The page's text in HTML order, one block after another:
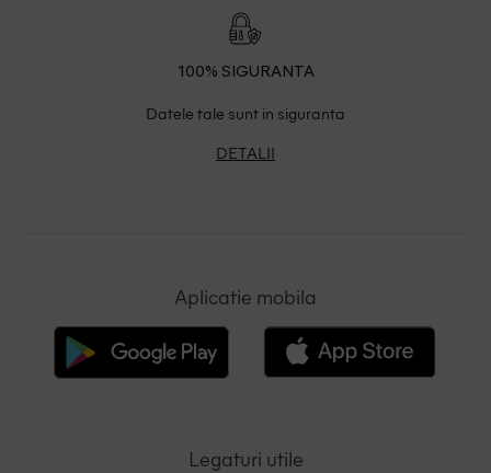
100% SIGURANTA
Datele tale sunt in siguranta
DETALII
Aplicatie mobila
Legaturi utile